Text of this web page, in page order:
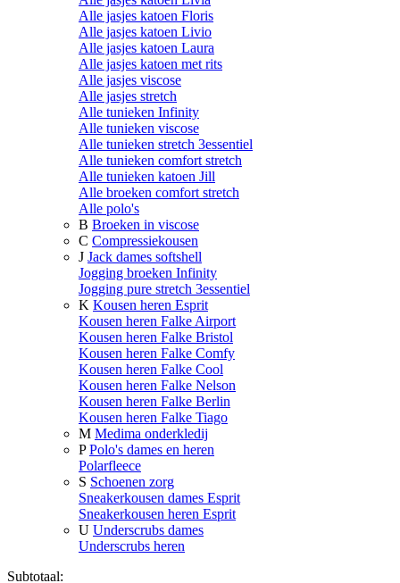
Alle jasjes katoen Floris
Alle jasjes katoen Livio
Alle jasjes katoen Laura
Alle jasjes katoen met rits
Alle jasjes viscose
Alle jasjes stretch
Alle tunieken Infinity
Alle tunieken viscose
Alle tunieken stretch 3essentiel
Alle tunieken comfort stretch
Alle tunieken katoen Jill
Alle broeken comfort stretch
Alle polo's
B Broeken in viscose
C Compressiekousen
J Jack dames softshell
Jogging broeken Infinity
Jogging pure stretch 3essentiel
K Kousen heren Esprit
Kousen heren Falke Airport
Kousen heren Falke Bristol
Kousen heren Falke Comfy
Kousen heren Falke Cool
Kousen heren Falke Nelson
Kousen heren Falke Berlin
Kousen heren Falke Tiago
M Medima onderkledij
P Polo's dames en heren
Polarfleece
S Schoenen zorg
Sneakerkousen dames Esprit
Sneakerkousen heren Esprit
U Underscrubs dames
Underscrubs heren
Subtotaal: